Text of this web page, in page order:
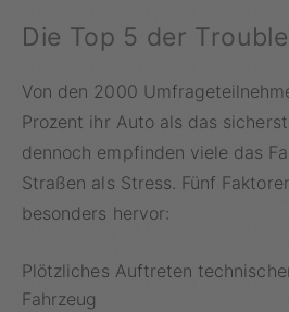
Die Top 5 der
Von den 2000
Prozent ihr Auto als das
dennoch empfinden viele das
Straßen als Stress. Fünf
besonders hervor:
Plötzliches Auftreten
Fahrzeug